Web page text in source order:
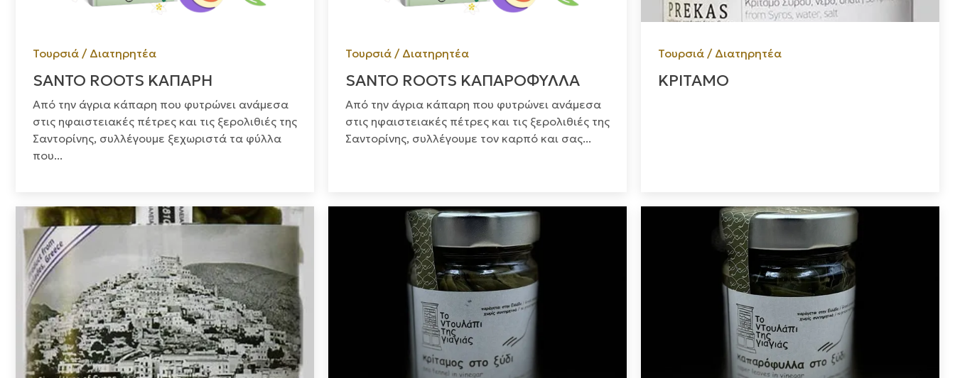
Τουρσιά / Διατηρητέα
SANTO ROOTS ΚΑΠΑΡΗ
Από την άγρια κάπαρη που φυτρώνει ανάμεσα
στις ηφαιστειακές πέτρες και τις ξερολιθιές της
Σαντορίνης, συλλέγουμε ξεχωριστά τα φύλλα
που...
Τουρσιά / Διατηρητέα
SANTO ROOTS ΚΑΠΑΡΟΦΥΛΛΑ
Από την άγρια κάπαρη που φυτρώνει ανάμεσα
στις ηφαιστειακές πέτρες και τις ξερολιθιές της
Σαντορίνης, συλλέγουμε τον καρπό και σας...
Τουρσιά / Διατηρητέα
ΚΡΙΤΑΜΟ